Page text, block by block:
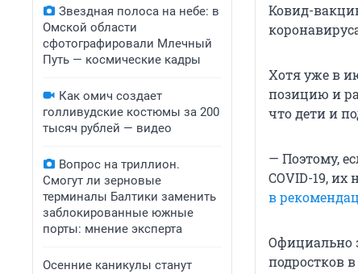
Звездная полоса на небе: в
Омской области
сфотографировали Млечный
Путь — космические кадры
Как омич создает
голливудские костюмы за 200
тысяч рублей — видео
Вопрос на триллион.
Смогут ли зерновые
терминалы Балтики заменить
заблокированные южные
порты: мнение эксперта
Осенние каникулы станут
Ковид-
Хотя уже в
позицию и
что дети и
— Поэтому,
COVID-19,
в
Официально
подростков